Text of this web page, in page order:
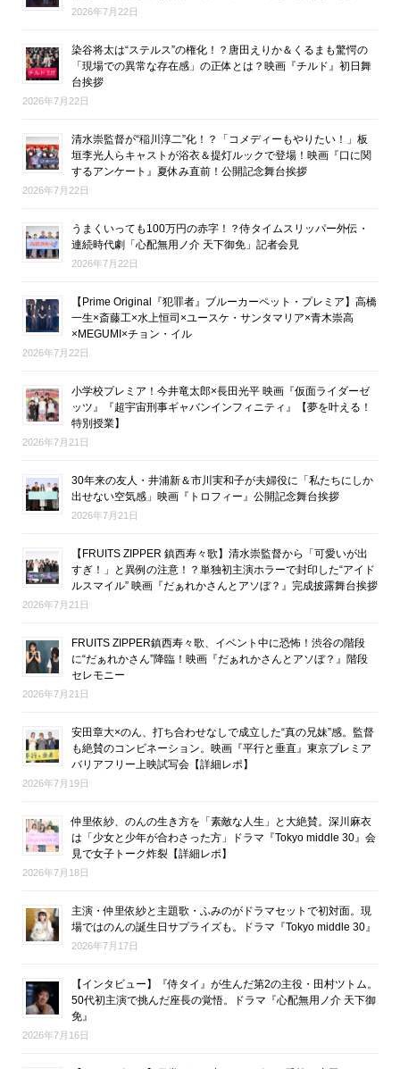
2026年7月22日
染谷将太は“ステルス”の権化！？唐田えりか＆くるまも驚愕の
「現場での異常な存在感」の正体とは？映画『チルド』初日舞
台挨拶
2026年7月22日
清水崇監督が“稲川淳二”化！？「コメディーもやりたい！」板
垣李光人らキャストが浴衣＆提灯ルックで登場！映画『口に関
するアンケート』夏休み直前！公開記念舞台挨拶
2026年7月22日
うまくいっても100万円の赤字！？侍タイムスリッパー外伝・
連続時代劇「心配無用ノ介 天下御免」記者会見
2026年7月22日
【Prime Original『犯罪者』ブルーカーペット・プレミア】高橋
一生×斎藤工×水上恒司×ユースケ・サンタマリア×青木崇高
×MEGUMI×チョン・イル
2026年7月22日
小学校プレミア！今井竜太郎×長田光平 映画『仮面ライダーゼ
ッツ』『超宇宙刑事ギャバンインフィニティ』【夢を叶える！
特別授業】
2026年7月21日
30年来の友人・井浦新＆市川実和子が夫婦役に「私たちにしか
出せない空気感」映画『トロフィー』公開記念舞台挨拶
2026年7月21日
【FRUITS ZIPPER 鎮西寿々歌】清水崇監督から「可愛いが出
すぎ！」と異例の注意！？単独初主演ホラーで封印した“アイド
ルスマイル” 映画『だぁれかさんとアソぼ？』完成披露舞台挨拶
2026年7月21日
FRUITS ZIPPER鎮西寿々歌、イベント中に恐怖！渋谷の階段
に“だぁれかさん”降臨！映画『だぁれかさんとアソぼ？』階段
セレモニー
2026年7月21日
安田章大×のん、打ち合わせなしで成立した“真の兄妹”感。監督
も絶賛のコンビネーション。映画『平行と垂直』東京プレミア
バリアフリー上映試写会【詳細レポ】
2026年7月19日
仲里依紗、のんの生き方を「素敵な人生」と大絶賛。深川麻衣
は「少女と少年が合わさった方」ドラマ『Tokyo middle 30』会
見で女子トーク炸裂【詳細レポ】
2026年7月18日
主演・仲里依紗と主題歌・ふみのがドラマセットで初対面。現
場ではのんの誕生日サプライズも。ドラマ『Tokyo middle 30』
2026年7月17日
【インタビュー】『侍タイ』が生んだ第2の主役・田村ツトム。
50代初主演で挑んだ座長の覚悟。ドラマ『心配無用ノ介 天下御
免』
2026年7月16日